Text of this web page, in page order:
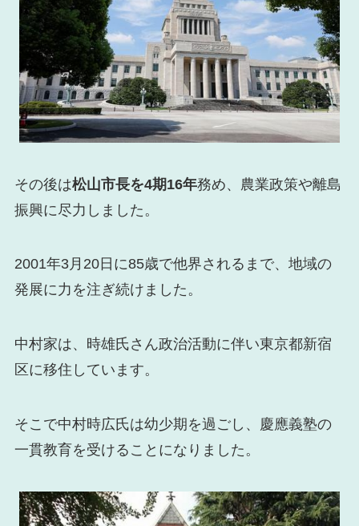
その後は松山市長を4期16年務め、農業政策や離島
振興に尽力しました。
2001年3月20日に85歳で他界されるまで、地域の
発展に力を注ぎ続けました。
中村家は、時雄氏さん政治活動に伴い東京都新宿
区に移住しています。
そこで中村時広氏は幼少期を過ごし、慶應義塾の
一貫教育を受けることになりました。